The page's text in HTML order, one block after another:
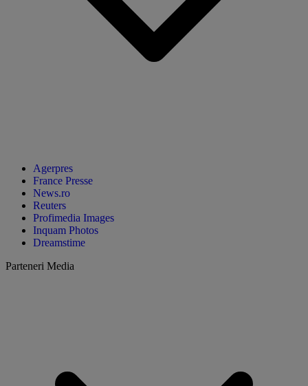
Agerpres
France Presse
News.ro
Reuters
Profimedia Images
Inquam Photos
Dreamstime
Parteneri Media